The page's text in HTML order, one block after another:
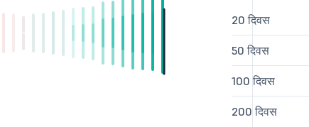
20 दिवस
50 दिवस
100 दिवस
200 दिवस